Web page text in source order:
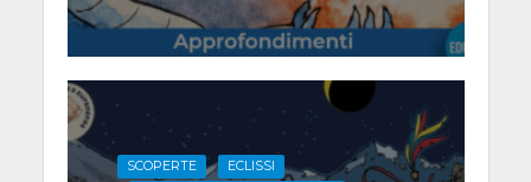
SCOPERTE
ECLISSI